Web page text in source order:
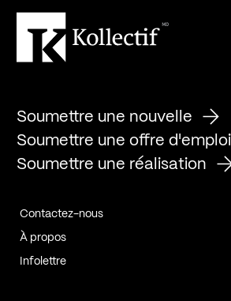
Soumettre une nouvelle
Soumettre une offre d'emploi
Soumettre une réalisation
Contactez-nous
À propos
Infolettre